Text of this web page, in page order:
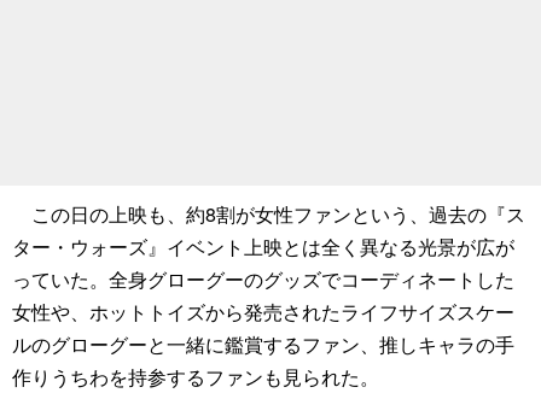
この日の上映も、約8割が女性ファンという、過去の『ス
ター・ウォーズ』イベント上映とは全く異なる光景が広が
っていた。全身グローグーのグッズでコーディネートした
女性や、ホットトイズから発売されたライフサイズスケー
ルのグローグーと一緒に鑑賞するファン、推しキャラの手
作りうちわを持参するファンも見られた。